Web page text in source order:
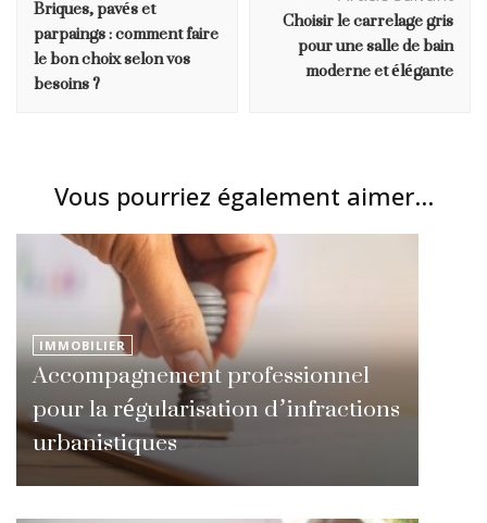
Briques, pavés et
parpaings : comment faire
le bon choix selon vos
besoins ?
Choisir le carrelage gris
pour une salle de bain
moderne et élégante
Vous pourriez également aimer...
IMMOBILIER
Accompagnement professionnel
pour la régularisation d’infractions
urbanistiques